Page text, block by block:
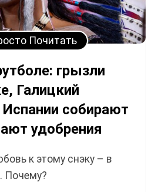
Почитать
грызли
Галицкий
собирают
удобрения
к этому снэку – в
Почему?